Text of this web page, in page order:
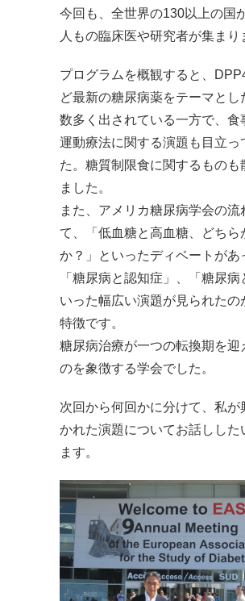
今回も、全世界の130以上の国
人もの臨床医や研究者が集まり
プログラムを概観すると、
ど最新の糖尿病薬をテーマとし
数多く出されている一方で、食
運動療法に関する演題も目立っ
た。糖質制限食に関するものも
ました。
また、アメリカ糖尿病学会の流
て、「低血糖と高血糖、どちら
か？」といったディベートがあ
「糖尿病と認知症」、「糖尿病
いった幅広い演題が見られたの
特徴です。
糖尿病治療が一つの転換期を迎
のを象徴する学会でした。
次回から何回かに分けて、私が
かれた演題についてお話しした
ます。